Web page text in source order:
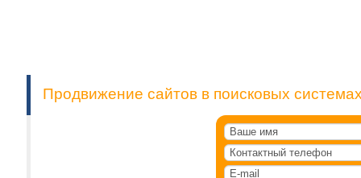
Продвижение сайтов в поисковых